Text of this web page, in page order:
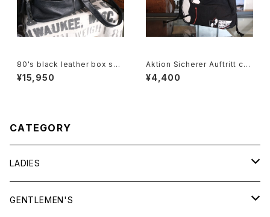
80's black leather box sho
ulder Bag w/ tassel accent
¥15,950
Aktion Sicherer Auftritt cot
ton promotional drawstrin
g Bag
¥4,400
CATEGORY
LADIES
TOPS
GENTLEMEN'S